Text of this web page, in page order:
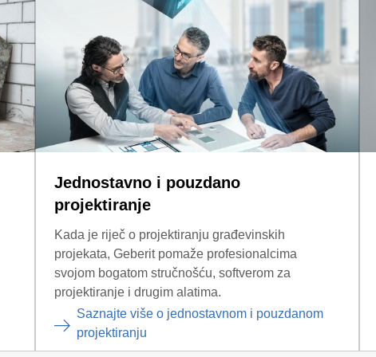
Jednostavno i pouzdano
projektiranje
Kada je riječ o projektiranju građevinskih
projekata, Geberit pomaže profesionalcima
svojom bogatom stručnošću, softverom za
projektiranje i drugim alatima.
Saznajte više o jednostavnom i pouzdanom
projektiranju